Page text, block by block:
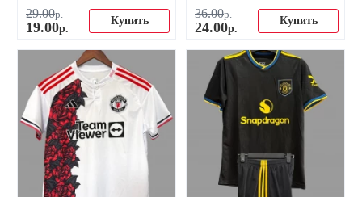
29.00р.
19.00р.
Купить
36.00р.
24.00р.
Купить